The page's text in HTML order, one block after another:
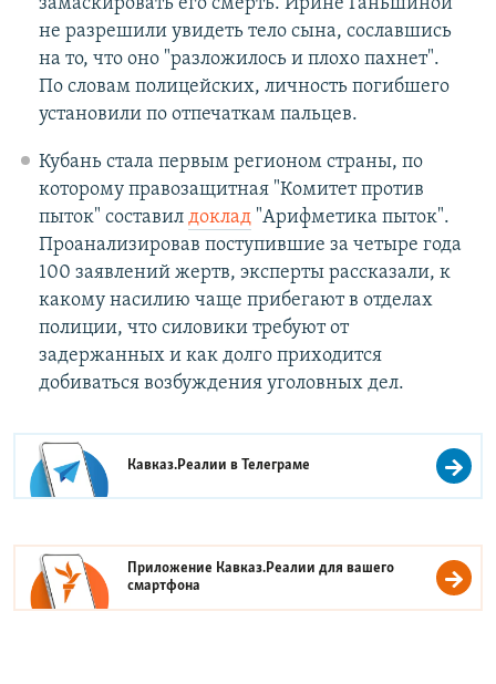
замаскировать его смерть. Ирине Ганьшиной
не разрешили увидеть тело сына, сославшись
на то, что оно "разложилось и плохо пахнет".
По словам полицейских, личность погибшего
установили по отпечаткам пальцев.
Кубань стала первым регионом страны, по
которому правозащитная "Комитет против
пыток" составил доклад"Арифметика пыток".
Проанализировав поступившие за четыре года
100 заявлений жертв, эксперты рассказали, к
какому насилию чаще прибегают в отделах
полиции, что силовики требуют от
задержанных и как долго приходится
добиваться возбуждения уголовных дел.
Кавказ.Реалии вТелеграме
Приложение Кавказ.Реалии для вашего
смартфона